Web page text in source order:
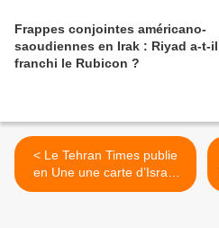
Frappes conjointes américano-
saoudiennes en Irak : Riyad a-t-il
franchi le Rubicon ?
< Le Tehran Times publie
en Une une carte d’Israël
criblée de cibles rouges